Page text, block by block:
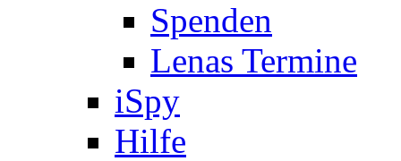
Spenden
Lenas Termine
iSpy
Hilfe